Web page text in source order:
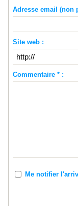
Adresse email (non
Site web :
Commentaire * :
Me notifier